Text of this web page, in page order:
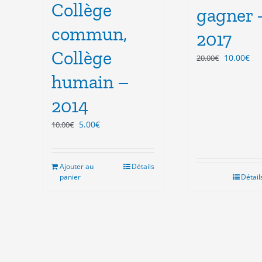
Collège
commun,
Collège
humain –
2014
10.00€ Le
10.00€.
5.00€Le
Ajouter au
panier
Détails
gagner
2017
20.00€ Le
10.00€Le